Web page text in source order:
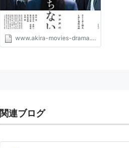
www.akira-movies-drama.com
関連ブログ